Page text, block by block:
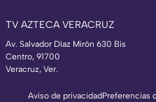
TV AZTECA VERACRUZ
Av. Salvador Díaz Mirón 630 Bis
Centro, 91700
Veracruz, Ver.
Aviso de privacidadPreferencias